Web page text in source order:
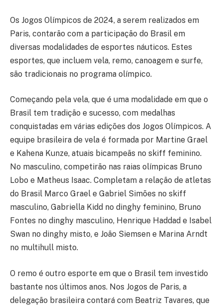
Os Jogos Olímpicos de 2024, a serem realizados em
Paris, contarão com a participação do Brasil em
diversas modalidades de esportes náuticos. Estes
esportes, que incluem vela, remo, canoagem e surfe,
são tradicionais no programa olímpico.
Começando pela vela, que é uma modalidade em que o
Brasil tem tradição e sucesso, com medalhas
conquistadas em várias edições dos Jogos Olímpicos. A
equipe brasileira de vela é formada por Martine Grael
e Kahena Kunze, atuais bicampeãs no skiff feminino.
No masculino, competirão nas raias olímpicas Bruno
Lobo e Matheus Isaac. Completam a relação de atletas
do Brasil Marco Grael e Gabriel Simões no skiff
masculino, Gabriella Kidd no dinghy feminino, Bruno
Fontes no dinghy masculino, Henrique Haddad e Isabel
Swan no dinghy misto, e João Siemsen e Marina Arndt
no multihull misto.
O remo é outro esporte em que o Brasil tem investido
bastante nos últimos anos. Nos Jogos de Paris, a
delegação brasileira contará com Beatriz Tavares, que